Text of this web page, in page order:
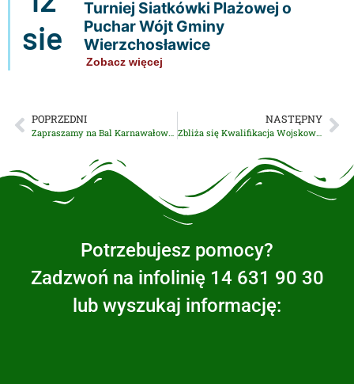
sie
Turniej Siatkówki Plażowej o
Puchar Wójt Gminy
Wierzchosławice
Zobacz więcej
POPRZEDNI NASTĘPNY
Zbliża się Kwalifikacja Wojskowa 2026
Potrzebujesz pomocy?
Zadzwoń na infolinię 14 631 90 30
lub wyszukaj informację: